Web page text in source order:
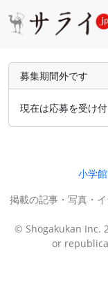
募集期間外です
現在は応募を受け付
小学
掲載の記事・写真・
© Shogakukan Inc.
or